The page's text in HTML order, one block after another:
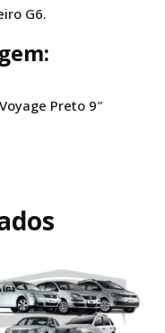
G6.
Preto 9″